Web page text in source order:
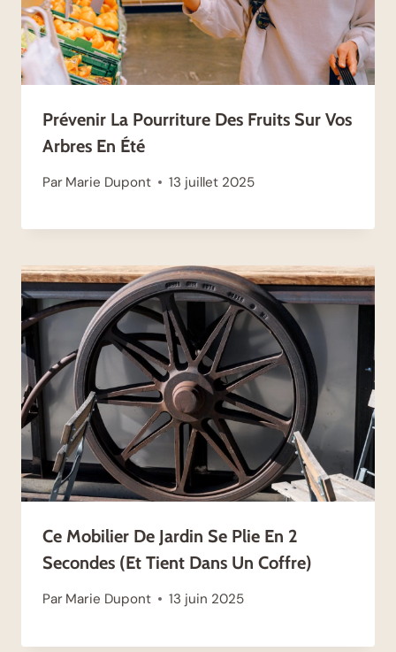
Prévenir La Pourriture Des Fruits Sur Vos
Arbres En Été
Par Marie Dupont 13 juillet 2025
Ce Mobilier De Jardin Se Plie En 2
Secondes (et Tient Dans Un Coffre)
Par Marie Dupont 13 juin 2025